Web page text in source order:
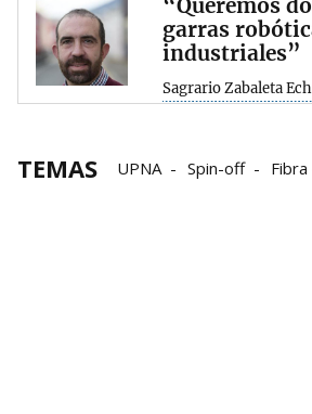
“Queremos
garras
industriales”
Sagrario Zabaleta
TEMAS UPNA Spin-off